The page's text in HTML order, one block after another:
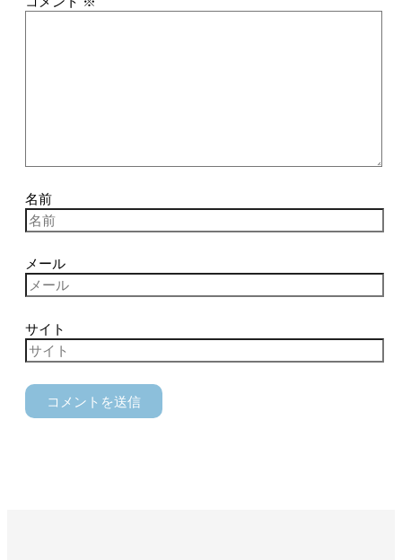
名前
メール
サイト